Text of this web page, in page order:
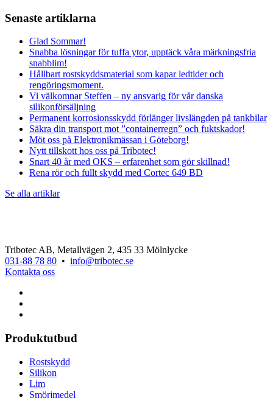
Senaste artiklarna
Glad Sommar!
Snabba lösningar för tuffa ytor, upptäck våra märkningsfria
snabblim!
Hållbart rostskyddsmaterial som kapar ledtider och
rengöringsmoment.
Vi välkomnar Steffen – ny ansvarig för vår danska
silikonförsäljning
Permanent korrosionsskydd förlänger livslängden på tankbilar
Säkra din transport mot ”containerregn” och fuktskador!
Möt oss på Elektronikmässan i Göteborg!
Nytt tillskott hos oss på Tribotec!
Snart 40 år med OKS – erfarenhet som gör skillnad!
Rena rör och fullt skydd med Cortec 649 BD
Se alla artiklar
Tribotec AB, Metallvägen 2, 435 33 Mölnlycke
031-88 78 80 • info@tribotec.se
Kontakta oss
Produktutbud
Rostskydd
Silikon
Lim
Smörjmedel